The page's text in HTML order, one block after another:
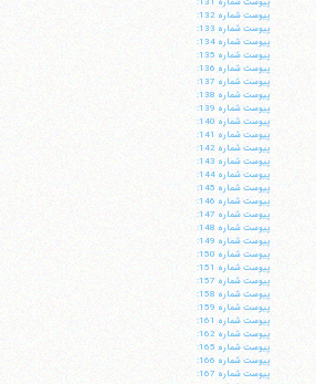
پيوست شماره 132:
پيوست شماره 133:
پيوست شماره 134:
پيوست شماره 135:
پيوست شماره 136:
پيوست شماره 137:
پيوست شماره 138:
پيوست شماره 139:
پيوست شماره 140:
پيوست شماره 141:
پيوست شماره 142:
پيوست شماره 143:
پيوست شماره 144:
پيوست شماره 145:
پيوست شماره 146:
پيوست شماره 147:
پيوست شماره 148:
پيوست شماره 149:
پيوست شماره 150:
پيوست شماره 151:
پيوست شماره 157:
پيوست شماره 158:
پيوست شماره 159:
پيوست شماره 161:
پيوست شماره 162:
پيوست شماره 165:
پيوست شماره 166:
پيوست شماره 167: